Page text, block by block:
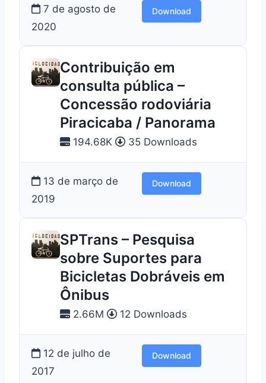
7 de agosto de
2020
Download
Contribuição em
consulta pública –
Concessão rodoviária
Piracicaba / Panorama
194.68K 35 Downloads
13 de março de
2019
Download
SPTrans – Pesquisa
sobre Suportes para
Bicicletas Dobráveis em
Ônibus
2.66M 12 Downloads
12 de julho de
2017
Download